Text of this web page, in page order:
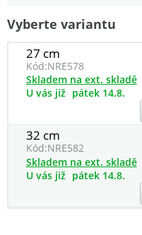
Vyberte variantu
27 cm
Kód:NRE578
Skladem na ext. skladě
U vás již pátek 14.8.
32 cm
Kód:NRE582
Skladem na ext. skladě
U vás již pátek 14.8.